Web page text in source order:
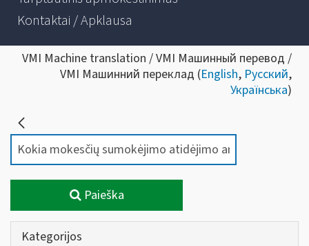
Kontaktai / Apklausa
VMI Machine translation / VMI Машинный перевод /
VMI Машинний переклад (English, Русский,
Українська)
Paieška
Kategorijos